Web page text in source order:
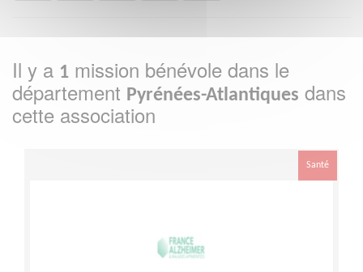
Il y a 1 mission bénévole dans le
département Pyrénées-Atlantiques dans
cette association
Santé